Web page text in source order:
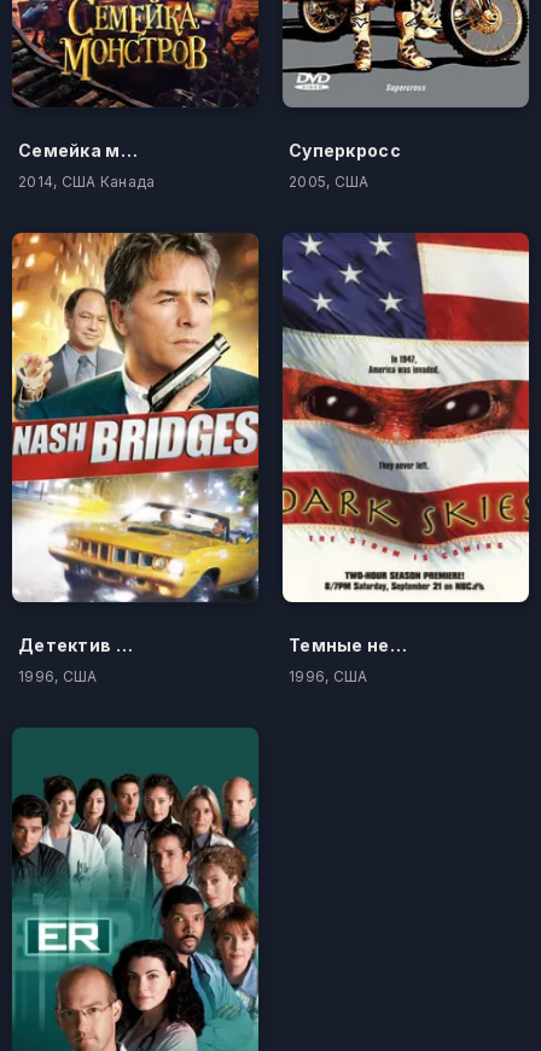
Семейка монстров
2014, США Канада
Суперкросс
2005, США
Детектив Нэш Бриджес
1996, США
Темные небеса
1996, США